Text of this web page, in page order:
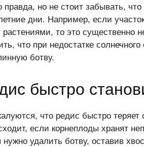
правда, но не стоит забывать,
дни. Например, если
растениями, то это существенно
что при недостатке
ботву.
быстро
что редис быстро теряет
если корнеплоды хранят
удалить ботву, оставив